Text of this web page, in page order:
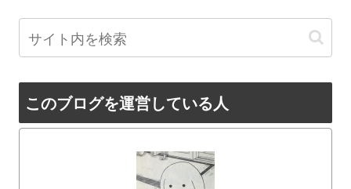
このブログを運営している人